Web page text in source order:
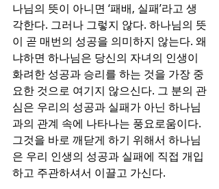
나님의 뜻이 아니면 ‘패배, 실패’라고 생
각한다. 그러나 그렇지 않다. 하나님의 뜻
이 곧 매번의 성공을 의미하지 않는다. 왜
냐하면 하나님은 당신의 자녀의 인생이
화려한 성공과 승리를 하는 것을 가장 중
요한 것으로 여기지 않으신다. 그 분의 관
심은 우리의 성공과 실패가 아닌 하나님
과의 관계 속에 나타나는 풍요로움이다.
그것을 바로 깨닫게 하기 위해서 하나님
은 우리 인생의 성공과 실패에 직접 개입
하고 주관하셔서 이끌고 가신다.